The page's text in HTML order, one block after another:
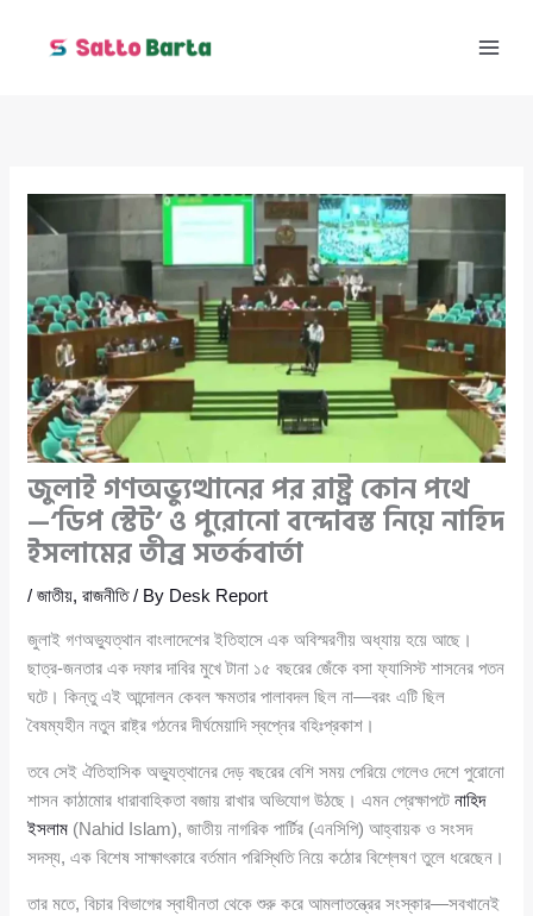
জুলাই গণঅভ্যুত্থানের পর রাষ্ট্র কোন পথে
—‘ডিপ স্টেট’ ও পুরোনো বন্দোবস্ত নিয়ে নাহিদ
ইসলামের তীব্র সতর্কবার্তা
/জাতীয়,রাজনীতি/ By Desk Report
জুলাই গণঅভ্যুত্থান বাংলাদেশের ইতিহাসে এক অবিস্মরণীয় অধ্যায় হয়ে আছে।
ছাত্র-জনতার এক দফার দাবির মুখে টানা ১৫ বছরের জেঁকে বসা ফ্যাসিস্ট শাসনের পতন
ঘটে। কিন্তু এই আন্দোলন কেবল ক্ষমতার পালাবদল ছিল না—বরং এটি ছিল
বৈষম্যহীন নতুন রাষ্ট্র গঠনের দীর্ঘমেয়াদি স্বপ্নের বহিঃপ্রকাশ।
তবে সেই ঐতিহাসিক অভ্যুত্থানের দেড় বছরের বেশি সময় পেরিয়ে গেলেও দেশে পুরোনো
শাসন কাঠামোর ধারাবাহিকতা বজায় রাখার অভিযোগ উঠছে। এমন প্রেক্ষাপটেনাহিদ
ইসলাম (Nahid Islam), জাতীয় নাগরিক পার্টির (এনসিপি) আহ্বায়ক ও সংসদ
সদস্য, এক বিশেষ সাক্ষাৎকারে বর্তমান পরিস্থিতি নিয়ে কঠোর বিশ্লেষণ তুলে ধরেছেন।
তার মতে, বিচার বিভাগের স্বাধীনতা থেকে শুরু করে আমলাতন্ত্রের সংস্কার—সবখানেই